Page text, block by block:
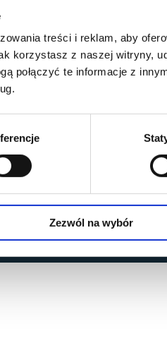
treści i reklam, aby
korzystasz z naszej witryny,
połączyć te informacje z
Zezwól na wybór